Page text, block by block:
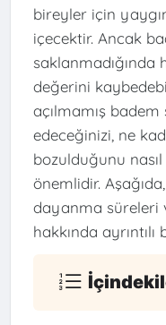
bireyler için
içecektir. Ancak
saklanmadığında
değerini
açılmamış
edeceğinizi, ne
bozulduğunu
önemlidir.
dayanma süreleri
hakkında